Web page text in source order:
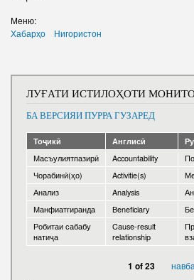
Меню:
Хабарҳо
Нигористон
ЛУҒАТИ ИСТИЛОҲОТИ
БА ВЕРСИЯИ ПУРРА ГУЗАРЕД
Тоҷикӣ Англисӣ
Масъулиятпазирӣ Accountability
Чорабинӣ(ҳо)
Activitie(s)
Анализ
Analysis
Манфиатгиранда
Beneficiary
Робитаи сабабу
натиҷа
Cause-result
relationship
1 of 23